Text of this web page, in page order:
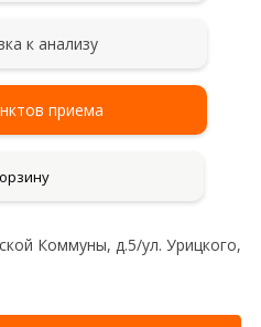
к анализу
приема
Коммуны, д.5/ул. Урицкого,